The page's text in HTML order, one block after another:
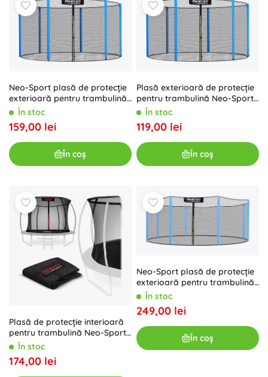
Neo-Sport plasă de protecție
exterioară pentru trambulină
244–252 cm (8 ft) pentru 6
În stoc
159,00 lei
În coș
Plasă exterioară de protecție
pentru trambulină Neo-Sport
183 cm 6 ft pentru 6 stâlpi
În stoc
119,00 lei
În coș
Plasă de protecție interioară
pentru trambulină Neo-Sport
252 cm (8 ft) pentru 6 stâlpi
În stoc
174,00 lei
Neo-Sport plasă de protecție
exterioară pentru trambulină
427–435 cm (14 ft) pentru 8
În stoc
249,00 lei
În coș